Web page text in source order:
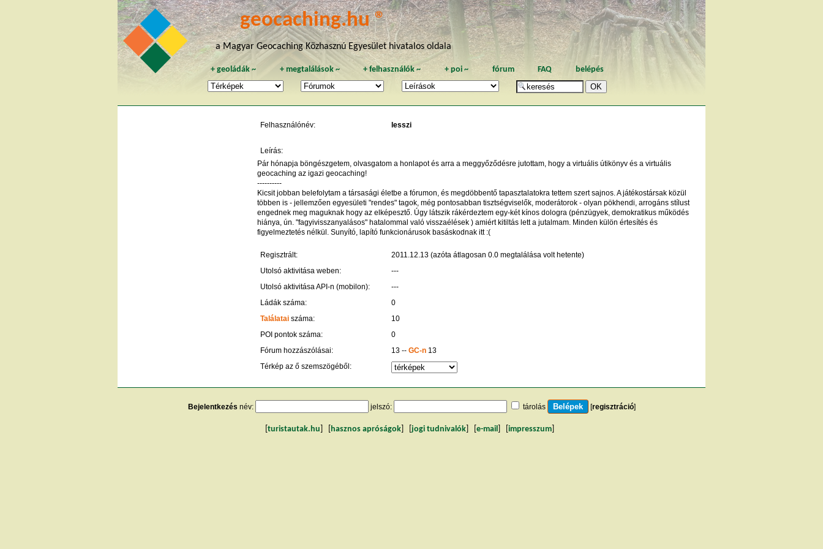
geocaching.hu ®
a Magyar Geocaching Közhasznú Egyesület hivatalos oldala
+geoládák ~ + megtalálások~ +felhasználók ~ + poi~ fórum FAQ belépés
Felhasználónév: lesszi
Leírás:
Pár hónapja böngészgetem, olvasgatom a honlapot és arra a meggyőződésre jutottam, hogy a virtuális útikönyv és a virtuális
geocaching az igazi geocaching!
----------
Kicsit jobban belefolytam a társasági életbe a fórumon, és megdöbbentő tapasztalatokra tettem szert sajnos. A játékostársak közül
többen is - jellemzően egyesületi "rendes" tagok, még pontosabban tisztségviselők, moderátorok - olyan pökhendi, arrogáns stílust
engednek meg maguknak hogy az elképesztő. Úgy látszik rákérdeztem egy-két kínos dologra (pénzügyek, demokratikus működés
hiánya, ún. "fagyivisszanyalásos" hatalommal való visszaélések ) amiért kitiltás lett a jutalmam. Minden külön értesítés és
figyelmeztetés nélkül. Sunyító, lapító funkcionárusok basáskodnak itt :(
Regisztrált:
2011.12.13 (azóta átlagosan 0.0 megtalálása volt hetente)
Utolsó aktivitása weben:
---
Utolsó aktivitása API-n (mobilon):
---
Ládák száma:
0
Találatai száma:
10
POI pontok száma:
0
Fórum hozzászólásai:
13 -- GC-n13
Térkép az ő szemszögéből:
Bejelentkezés név: jelszó: tárolás [regisztráció]
turistautak.hu hasznos apróságok jogi tudnivalók e-mail impresszum